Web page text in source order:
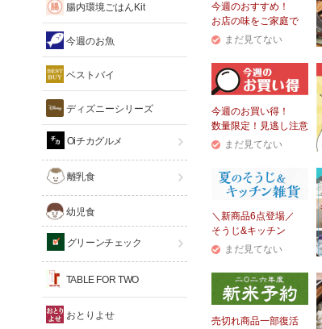
今週のおすすめ！
お店の味をご家庭で
まだ見てない
今週のお買い得！
数量限定！見逃し注意
まだ見てない
＼新商品6点登場／
そうじ&キッチン
まだ見てない
売切れ商品一部復活
腸内環境ごはんKit
今週のお魚
ベストバイ
ディズニーシリーズ
Oiチカグルメ
離乳食
幼児食
グリーンチェック
TABLE FOR TWO
おとりよせ